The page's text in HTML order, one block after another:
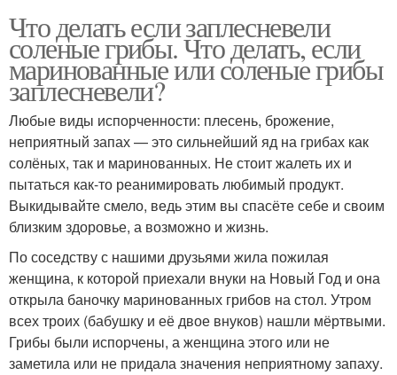
Что делать если заплесневели
соленые грибы. Что делать, если
маринованные или соленые грибы
заплесневели?
Любые виды испорченности: плесень, брожение,
неприятный запах — это сильнейший яд на грибах как
солёных, так и маринованных. Не стоит жалеть их и
пытаться как-то реанимировать любимый продукт.
Выкидывайте смело, ведь этим вы спасёте себе и своим
близким здоровье, а возможно и жизнь.
По соседству с нашими друзьями жила пожилая
женщина, к которой приехали внуки на Новый Год и она
открыла баночку маринованных грибов на стол. Утром
всех троих (бабушку и её двое внуков) нашли мёртвыми.
Грибы были испорчены, а женщина этого или не
заметила или не придала значения неприятному запаху.